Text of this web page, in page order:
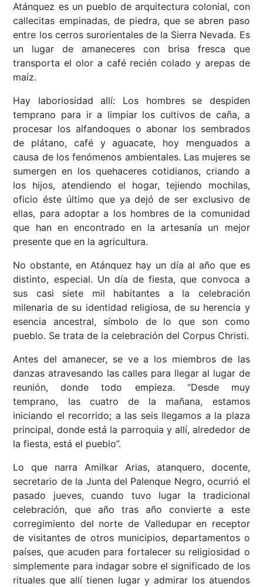
Atánquez es un pueblo de arquitectura colonial, con
callecitas empinadas, de piedra, que se abren paso
entre los cerros surorientales de la Sierra Nevada. Es
un lugar de amaneceres con brisa fresca que
transporta el olor a café recién colado y arepas de
maíz.
Hay laboriosidad allí: Los hombres se despiden
temprano para ir a limpiar los cultivos de caña, a
procesar los alfandoques o abonar los sembrados
de plátano, café y aguacate, hoy menguados a
causa de los fenómenos ambientales. Las mujeres se
sumergen en los quehaceres cotidianos, criando a
los hijos, atendiendo el hogar, tejiendo mochilas,
oficio éste último que ya dejó de ser exclusivo de
ellas, para adoptar a los hombres de la comunidad
que han en encontrado en la artesanía un mejor
presente que en la agricultura.
No obstante, en Atánquez hay un día al año que es
distinto, especial. Un día de fiesta, que convoca a
sus casi siete mil habitantes a la celebración
milenaria de su identidad religiosa, de su herencia y
esencia ancestral, símbolo de lo que son como
pueblo. Se trata de la celebración del Corpus Christi.
Antes del amanecer, se ve a los miembros de las
danzas atravesando las calles para llegar al lugar de
reunión, donde todo empieza. “Desde muy
temprano, las cuatro de la mañana, estamos
iniciando el recorrido; a las seis llegamos a la plaza
principal, donde está la parroquia y allí, alrededor de
la fiesta, está el pueblo”.
Lo que narra Amilkar Arias, atanquero, docente,
secretario de la Junta del Palenque Negro, ocurrió el
pasado jueves, cuando tuvo lugar la tradicional
celebración, que año tras año convierte a este
corregimiento del norte de Valledupar en receptor
de visitantes de otros municipios, departamentos o
países, que acuden para fortalecer su religiosidad o
simplemente para indagar sobre el significado de los
rituales que allí tienen lugar y admirar los atuendos